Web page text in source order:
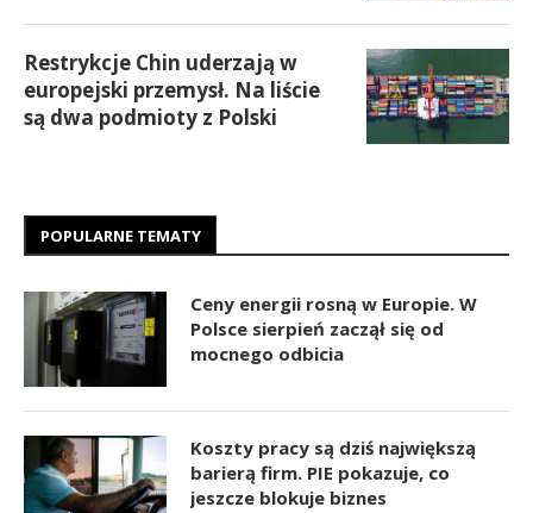
Restrykcje Chin uderzają w
europejski przemysł. Na liście
są dwa podmioty z Polski
POPULARNE TEMATY
Ceny energii rosną w Europie. W
Polsce sierpień zaczął się od
mocnego odbicia
Koszty pracy są dziś największą
barierą firm. PIE pokazuje, co
jeszcze blokuje biznes